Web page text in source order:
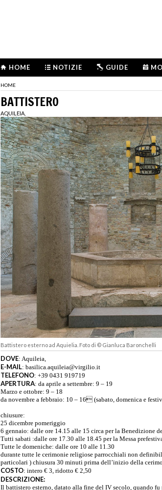
HOME NOTIZIE GUIDE
HOME
BATTISTERO
AQUILEIA,
Battistero esterno ad Aquielia. Foto di © Gianluca Baronchelli
DOVE: Aquileia,
E-MAIL: basilica.aquileia@virgilio.it
TELEFONO: +39 0431 919719
APERTURA: da aprile a settembre: 9 – 19
Marzo e ottobre: 9 – 18
da novembre a febbraio: 10 – 16 (sabato, domenica e
chiusure:
25 dicembre pomeriggio
6 gennaio: dalle ore 14.15 alle 15 circa per la Benedizione
Tutti sabati :dalle ore 17.30 alle 18.45 per la Messa
Tutte le domeniche: dalle ore 10 alle 11.30
durante tutte le cerimonie religiose parrocchiali non
particolari ) chiusura 30 minuti prima dell’inizio della
COSTO: intero € 3, ridotto € 2,50
DESCRIZIONE:
Il battistero esterno, datato alla fine del IV secolo, quando